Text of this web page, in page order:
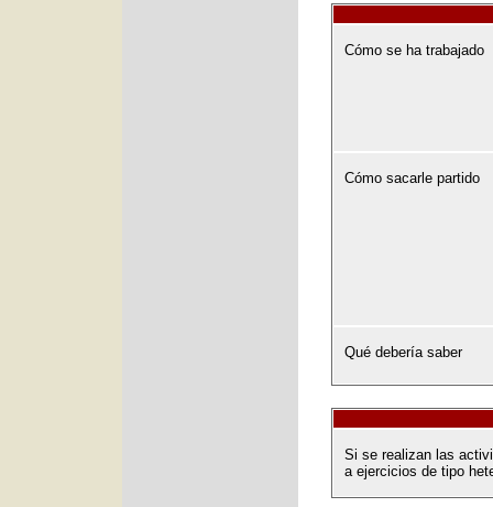
Cómo se ha trabajado
Cómo sacarle partido
Qué debería saber
Si se realizan las
a ejercicios de tipo